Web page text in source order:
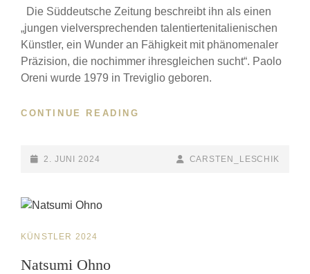
Die Süddeutsche Zeitung beschreibt ihn als einen
„jungen vielversprechenden talentiertenitalienischen
Künstler, ein Wunder an Fähigkeit mit phänomenaler
Präzision, die nochimmer ihresgleichen sucht“. Paolo
Oreni wurde 1979 in Treviglio geboren.
CONTINUE READING
POSTED-
2. JUNI 2024
BY
BYLINE
CARSTEN_LESCHIK
CAT
KÜNSTLER 2024
Natsumi Ohno